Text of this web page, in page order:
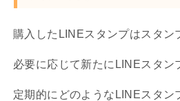
購入したLINEスタンプはスタン
必要に応じて新たにLINEスタン
定期的にどのようなLINEスタン